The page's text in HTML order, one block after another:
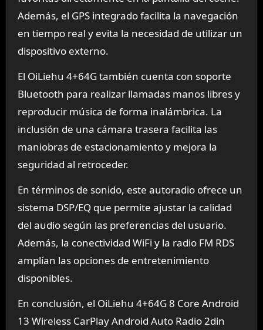
Además, el GPS integrado facilita la navegación
en tiempo real y evita la necesidad de utilizar un
dispositivo externo.
El OiLiehu 4+64G también cuenta con soporte
Bluetooth para realizar llamadas manos libres y
reproducir música de forma inalámbrica. La
inclusión de una cámara trasera facilita las
maniobras de estacionamiento y mejora la
seguridad al retroceder.
En términos de sonido, este autoradio ofrece un
sistema DSP/EQ que permite ajustar la calidad
del audio según las preferencias del usuario.
Además, la conectividad WiFi y la radio FM RDS
amplían las opciones de entretenimiento
disponibles.
En conclusión, el OiLiehu 4+64G 8 Core Android
13 Wireless CarPlay Android Auto Radio 2din